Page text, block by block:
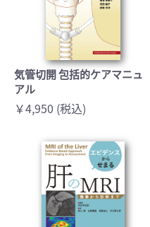
気管切開 包括的ケアマニュ
アル
￥4,950 (税込)